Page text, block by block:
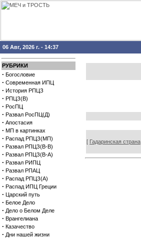
06 Авг, 2026 г. - 14:37
РУБРИКИ
· Богословие
· Современная ИПЦ
· История РПЦЗ
· РПЦЗ(В)
· РосПЦ
· Развал РосПЦ(Д)
· Апостасия
· МП в картинках
· Распад РПЦЗ(МП)
· Развал РПЦЗ(В-В)
· Развал РПЦЗ(В-А)
· Развал РИПЦ
· Развал РПАЦ
· Распад РПЦЗ(А)
· Распад ИПЦ Греции
· Царский путь
· Белое Дело
· Дело о Белом Деле
· Врангелиана
· Казачество
· Дни нашей жизни
[ Гадаринская страна